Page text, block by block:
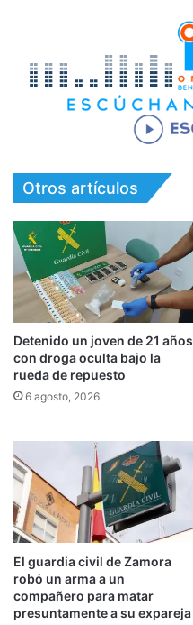
Otros artículos
Detenido un joven de 21 años
con droga oculta bajo la
rueda de repuesto
6 agosto, 2026
El guardia civil de Zamora
robó un arma a un
compañero para matar
presuntamente a su expareja